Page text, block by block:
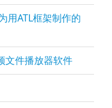
用ATL框架制作的
文件播放器软件